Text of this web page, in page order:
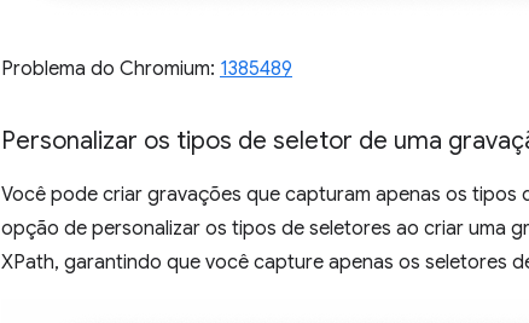
Problema do Chromium: 1385489
Personalizar os tipos de seletor de uma
Você pode criar gravações que capturam apenas os
opção de personalizar os tipos de seletores ao criar uma
XPath, garantindo que você capture apenas os seletores